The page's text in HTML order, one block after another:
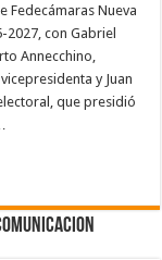
Fedecámaras Nueva
2027, con Gabriel
Annecchino,
y Juan
que presidió